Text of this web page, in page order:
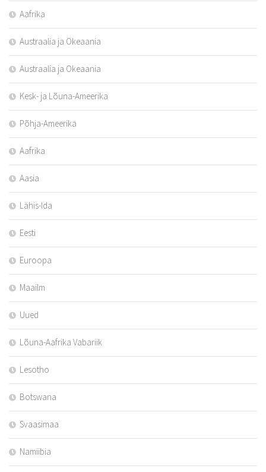
Aafrika
Austraalia ja Okeaania
Austraalia ja Okeaania
Kesk- ja Lõuna-Ameerika
Põhja-Ameerika
Aafrika
Aasia
Lähis-Ida
Eesti
Euroopa
Maailm
Uued
Lõuna-Aafrika Vabariik
Lesotho
Botswana
Svaasimaa
Namiibia